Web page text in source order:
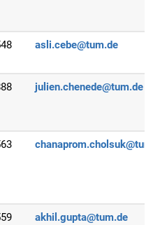
asli.cebe@tum.de
julien.chenede@tum.de
akhil.gupta@tum.de